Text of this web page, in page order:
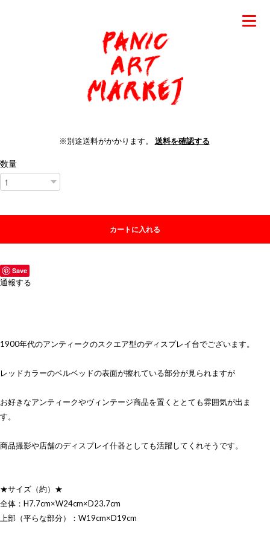
※別途送料がかかります。 送料を確認する
数量
カートに入れる
Save
通報する
1900年代のアンティークのスクエア型のディスプレイ台でございます。
レッドカラーのベルベッドの表面が擦れている部分が見られますが
お好きなアンティークやヴィンテージ商品を置くととても雰囲気が出ま
す。
商品撮影や店舗のディスプレイ什器としても活躍してくれそうです。
★サイズ（約）★
全体：H7.7cm×W24cm×D23.7cm
上部（平らな部分）：W19cm×D19cm